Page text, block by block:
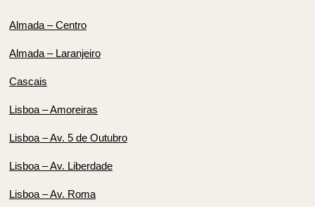
Almada – Centro
Almada – Laranjeiro
Cascais
Lisboa – Amoreiras
Lisboa – Av. 5 de Outubro
Lisboa – Av. Liberdade
Lisboa – Av. Roma